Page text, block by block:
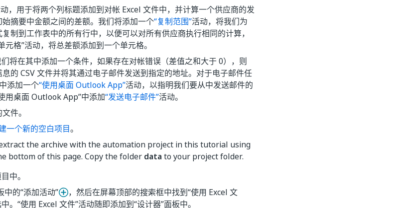
，用于将两个列标题添加到对帐 Excel 文件中，并计算一个供应商的发
摘要中金额之间的差额。我们将添加一个“复制范围”活动，将我们为
制到工作表中的所有行中，以便可以对所有供应商执行相同的计算，
元格”活动，将总差额添加到一个单元格。
将在其中添加一个条件，如果存在对帐错误（差值之和大于 0），则
的 CSV 文件并将其通过电子邮件发送到指定的地址。对于电子邮件任
添加一个“使用桌面 Outlook App”活动，以指明我们要从中发送邮件的
用桌面 Outlook App”中添加“发送电子邮件”活动。
件。
一个新的空白项目。
the archive with the automation project in this tutorial using
bottom of this page. Copy the folder data to your project folder.
中。
中的“添加活动”
，然后在屏幕顶部的搜索框中找到“使用 Excel 文
。“使用 Excel 文件”活动随即添加到“设计器”面板中。